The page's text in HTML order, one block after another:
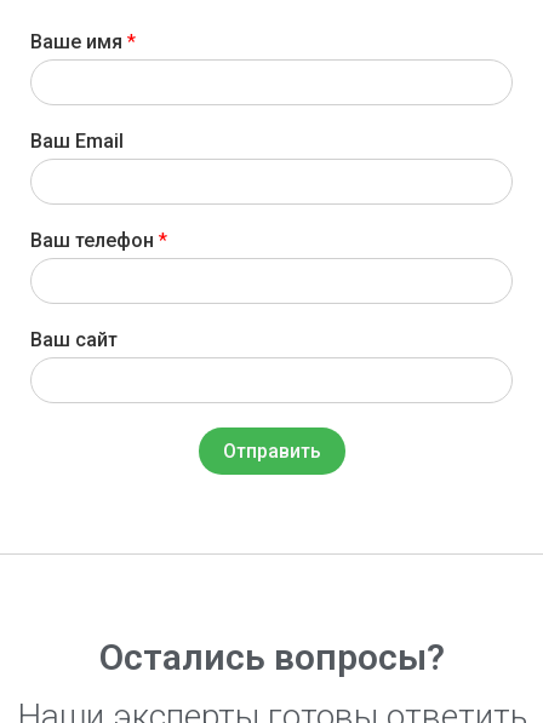
Ваше имя *
Ваш Email
Ваш телефон *
Ваш сайт
Отправить
Остались вопросы?